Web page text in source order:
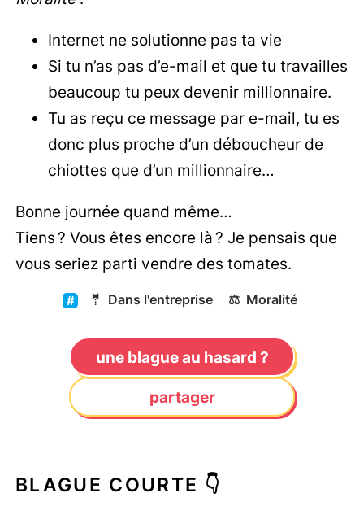
Internet ne solutionne pas ta vie
Si tu n’as pas d’e-mail et que tu travailles
beaucoup tu peux devenir millionnaire.
Tu as reçu ce message par e-mail, tu es
donc plus proche d’un déboucheur de
chiottes que d’un millionnaire…
Bonne journée quand même…
Tiens ? Vous êtes encore là ? Je pensais que
vous seriez parti vendre des tomates.
🤵 Dans l'entreprise ⚖️ Moralité
une blague au hasard ?
partager
BLAGUE COURTE 👇